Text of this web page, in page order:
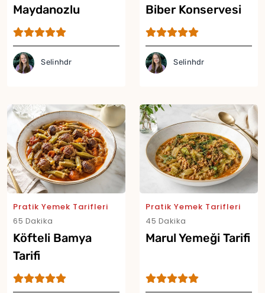
Maydanozlu
Tereyağı Küpleri
Tarifi
Selinhdr
Biber Konservesi
Tarifi
Selinhdr
Pratik Yemek Tarifleri
65 Dakika
Köfteli Bamya
Tarifi
Pratik Yemek Tarifleri
45 Dakika
Marul Yemeği Tarifi